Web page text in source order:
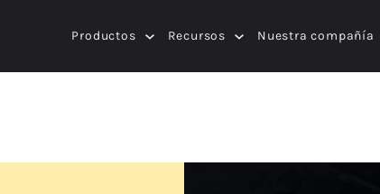
Productos Recursos Nuestra compañía